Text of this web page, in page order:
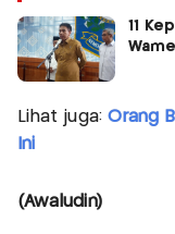
11
Lihat juga: Orang
Ini
(Awaludin)